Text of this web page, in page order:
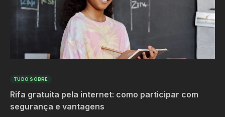
TUDO SOBRE
Rifa gratuita pela internet: como participar com
segurança e vantagens